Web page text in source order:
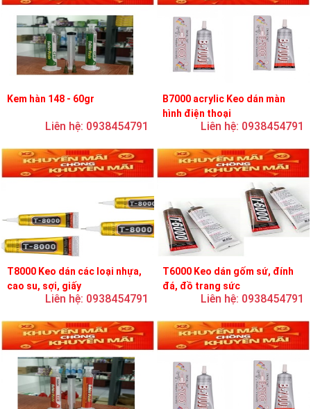
Kem hàn 148 - 60gr
Liên hệ: 0938454791
B7000 acrylic Keo dán màn
hình điện thoại
Liên hệ: 0938454791
T8000 Keo dán các loại nhựa,
cao su, sợi, giấy
Liên hệ: 0938454791
T6000 Keo dán gốm sứ, đính
đá, đồ trang sức
Liên hệ: 0938454791